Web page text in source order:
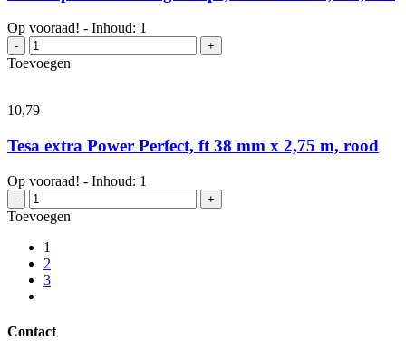
Op vooraad! - Inhoud: 1
-
Scotch
plakband
Magic
ft
mm
x
m,
blis
aantal
+
Toevoegen
10,79
Tesa extra Power Perfect, ft 38 mm x 2,75 m, rood
Op vooraad! - Inhoud: 1
-
Tesa
extra
Power
Perfect,
ft
38
mm
2,75
+
Toevoegen
1
2
3
Contact